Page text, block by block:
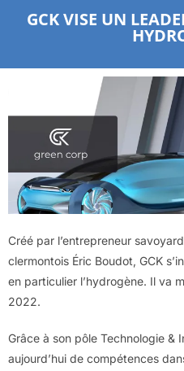
GCK VISE UN
Créé par l’entrepreneur
clermontois Éric Boudot, GCK
en particulier l’hydrogène. Il va
2022.
Grâce à son pôle Technologie &
aujourd’hui de compétences